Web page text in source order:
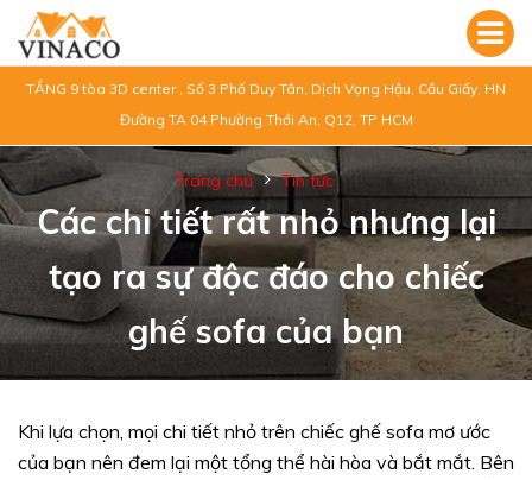
TẦNG 9 tòa 3D center , Số 3 Phố Duy Tân, Dịch Vọng Hậu, Cầu Giấy, HN
Đường TA 04 Phường Thới An, Q12, TP HCM
Trang chủ Tin tức
Các chi tiết rất nhỏ nhưng lại
tạo ra sự độc đáo cho chiếc
ghế sofa của bạn
Khi lựa chọn, mọi chi tiết nhỏ trên chiếc ghế sofa mơ ước
của bạn nên đem lại một tổng thể hài hòa và bắt mắt. Bên